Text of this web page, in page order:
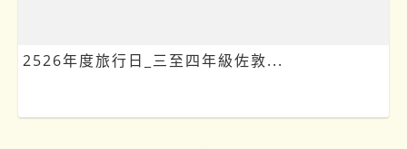
2526年度旅行日_三至四年級佐敦...